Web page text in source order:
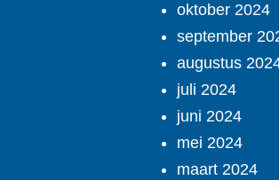
oktober 2024
september
augustus
juli 2024
juni 2024
mei 2024
maart 2024